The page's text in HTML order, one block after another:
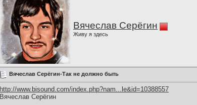
Вячеслав Серёгин
Живу я здесь
Вячеслав Серёгин-Так не должно быть
http://www.bisound.com/index.php?nam...le&id=10388557
Вячеслав Серёгин